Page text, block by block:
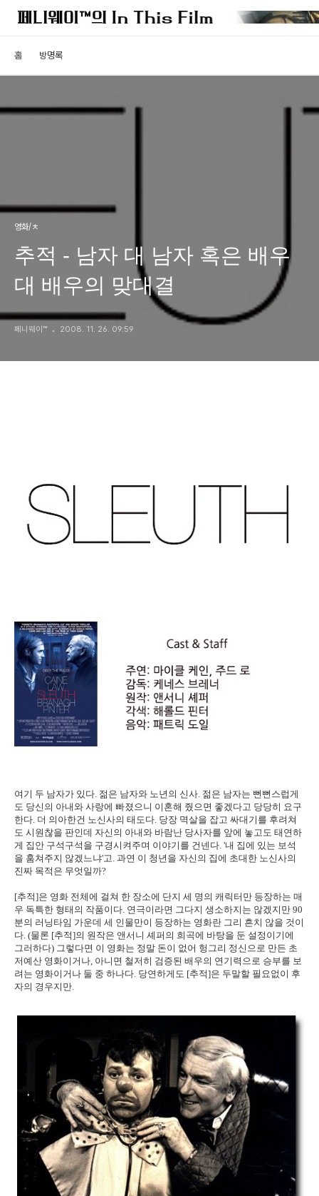
홈 방명록
영화/ㅊ
추적 - 남자 대 남자 혹은 배우
대 배우의 맞대결
페니웨이™ 2008. 11. 26. 09:59
여기 두 남자가 있다. 젊은 남자와 노년의 신사. 젊은 남자는 뻔뻔스럽게
도 당신의 아내와 사랑에 빠졌으니 이혼해 줬으면 좋겠다고 당당히 요구
한다. 더 의아한건 노신사의 태도다. 당장 멱살을 잡고 싸대기를 후려쳐
도 시원찮을 판인데 자신의 아내와 바람난 당사자를 앞에 놓고도 태연하
게 집안 구석구석을 구경시켜주며 이야기를 건넨다. '내 집에 있는 보석
을 훔쳐주지 않겠느냐'고. 과연 이 청년을 자신의 집에 초대한 노신사의
진짜 목적은 무엇일까?
[추적]은 영화 전체에 걸쳐 한 장소에 단지 세 명의 캐릭터만 등장하는 매
우 독특한 형태의 작품이다. 연극이라면 그다지 생소하지는 않겠지만 90
분의 러닝타임 가운데 세 인물만이 등장하는 영화란 그리 흔치 않을 것이
다. (물론 [추적]의 원작은 앤서니 셰퍼의 희곡에 바탕을 둔 설정이기에
그러하다) 그렇다면 이 영화는 정말 돈이 없어 헝그리 정신으로 만든 초
저예산 영화이거나, 아니면 철저히 검증된 배우의 연기력으로 승부를 보
려는 영화이거나 둘 중 하나다. 당연하게도 [추적]은 두말할 필요없이 후
자의 경우지만.